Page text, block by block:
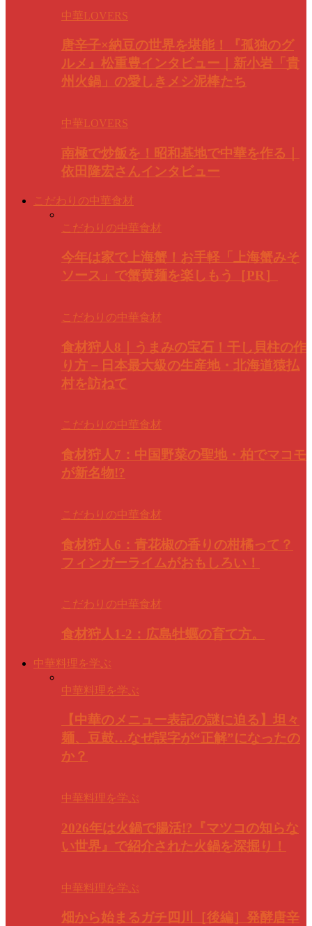
中華LOVERS
唐辛子×納豆の世界を堪能！『孤独のグ
ルメ』松重豊インタビュー｜新小岩「貴
州火鍋」の愛しきメシ泥棒たち
中華LOVERS
南極で炒飯を！昭和基地で中華を作る｜
依田隆宏さんインタビュー
こだわりの中華食材
こだわりの中華食材
今年は家で上海蟹！お手軽「上海蟹みそ
ソース」で蟹黄麺を楽しもう［PR］
こだわりの中華食材
食材狩人8｜うまみの宝石！干し貝柱の作
り方－日本最大級の生産地・北海道猿払
村を訪ねて
こだわりの中華食材
食材狩人7：中国野菜の聖地・柏でマコモ
が新名物!?
こだわりの中華食材
食材狩人6：青花椒の香りの柑橘って？
フィンガーライムがおもしろい！
こだわりの中華食材
食材狩人1-2：広島牡蠣の育て方。
中華料理を学ぶ
中華料理を学ぶ
【中華のメニュー表記の謎に迫る】坦々
麺、豆鼓…なぜ誤字が“正解”になったの
か？
中華料理を学ぶ
2026年は火鍋で腸活!?『マツコの知らな
い世界』で紹介された火鍋を深掘り！
中華料理を学ぶ
畑から始まるガチ四川［後編］発酵唐辛